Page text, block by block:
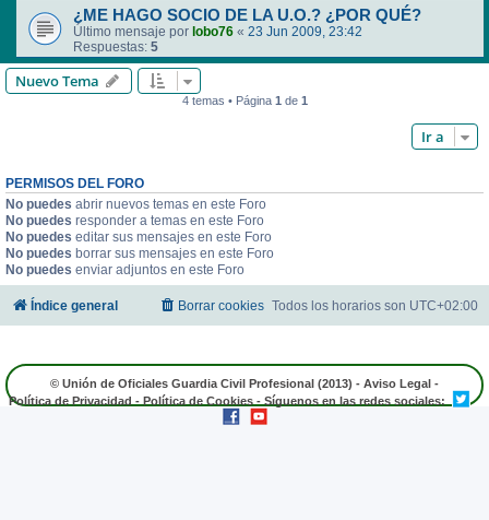
¿ME HAGO SOCIO DE LA U.O.? ¿POR QUÉ?
Último mensaje por lobo76 « 23 Jun 2009, 23:42
Respuestas: 5
Nuevo Tema
4 temas • Página 1de 1
Ir a
PERMISOS DEL FORO
No puedes abrir nuevos temas en este Foro
No puedes responder a temas en este Foro
No puedes editar sus mensajes en este Foro
No puedes borrar sus mensajes en este Foro
No puedes enviar adjuntos en este Foro
Índice general Todos los horarios son UTC+02:00
Borrar cookies
© Unión de Oficiales Guardia Civil Profesional (2013) - Aviso Legal -
Política de Privacidad-Política de Cookies- Síguenos en las redes sociales: